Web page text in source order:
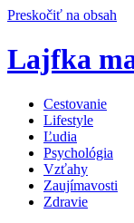
Preskočiť na obsah
Lajfka
Cestovanie
Lifestyle
Ľudia
Psychológia
Vzťahy
Zaujímavosti
Zdravie